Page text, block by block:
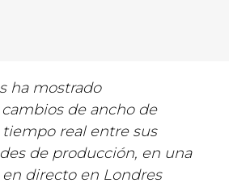
ha mostrado
de ancho de
tiempo real entre sus
de producción, en una
directo en Londres